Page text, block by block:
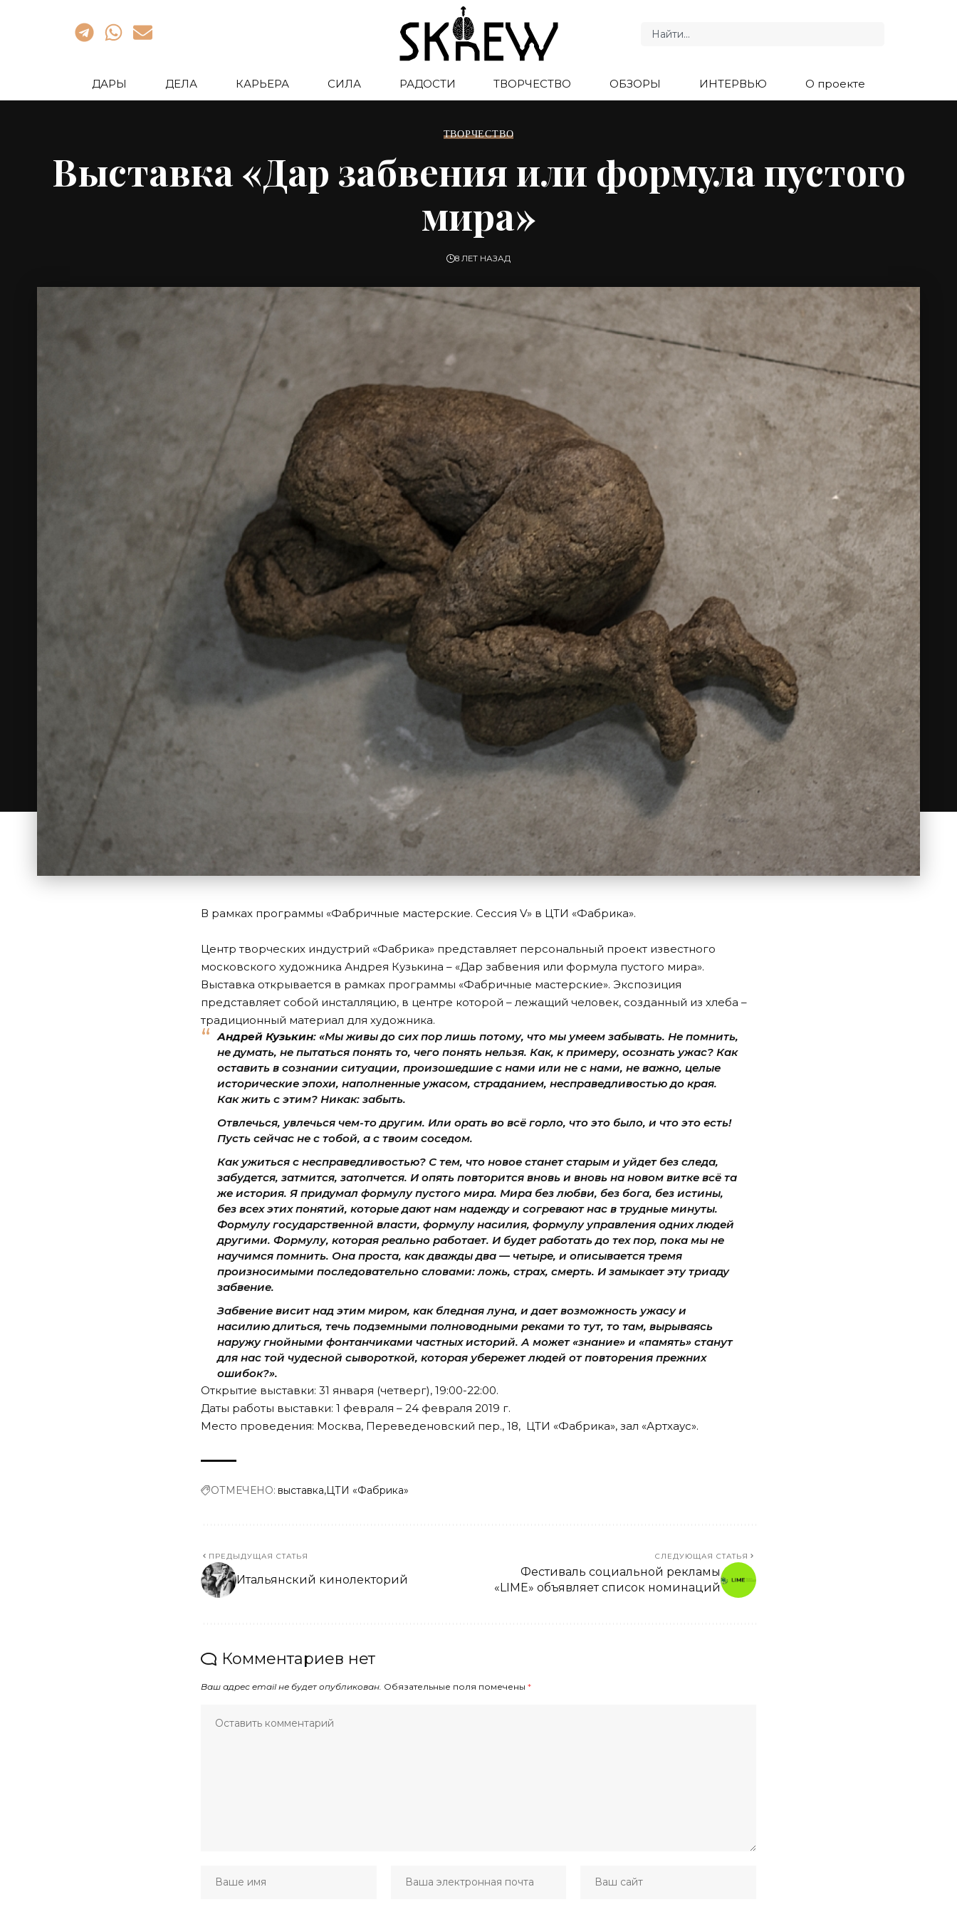
ДАРЫ ДЕЛА КАРЬЕРА СИЛА РАДОСТИ ТВОРЧЕСТВО ОБЗОРЫ ИНТЕРВЬЮ О проекте
ТВОРЧЕСТВО
Выставка «Дар забвения или формула пустого
мира»
8 ЛЕТ НАЗАД
В рамках программы «Фабричные мастерские. Сессия V» в ЦТИ «Фабрика».
Центр творческих индустрий «Фабрика» представляет персональный проект известного
московского художника Андрея Кузькина – «Дар забвения или формула пустого мира».
Выставка открывается в рамках программы «Фабричные мастерские». Экспозиция
представляет собой инсталляцию, в центре которой – лежащий человек, созданный из хлеба –
традиционный материал для художника.
Андрей Кузькин: «Мы живы до сих пор лишь потому, что мы умеем забывать. Не помнить,
не думать, не пытаться понять то, чего понять нельзя. Как, к примеру, осознать ужас? Как
оставить в сознании ситуации, произошедшие с нами или не с нами, не важно, целые
исторические эпохи, наполненные ужасом, страданием, несправедливостью до края.
Как жить с этим? Никак: забыть.
Отвлечься, увлечься чем-то другим. Или орать во всё горло, что это было, и что это есть!
Пусть сейчас не с тобой, а с твоим соседом.
Как ужиться с несправедливостью? С тем, что новое станет старым и уйдет без следа,
забудется, затмится, затопчется. И опять повторится вновь и вновь на новом витке всё та
же история. Я придумал формулу пустого мира. Мира без любви, без бога, без истины,
без всех этих понятий, которые дают нам надежду и согревают нас в трудные минуты.
Формулу государственной власти, формулу насилия, формулу управления одних людей
другими. Формулу, которая реально работает. И будет работать до тех пор, пока мы не
научимся помнить. Она проста, как дважды два — четыре, и описывается тремя
произносимыми последовательно словами: ложь, страх, смерть. И замыкает эту триаду
забвение.
Забвение висит над этим миром, как бледная луна, и дает возможность ужасу и
насилию длиться, течь подземными полноводными реками то тут, то там, вырываясь
наружу гнойными фонтанчиками частных историй. А может «знание» и «память» станут
для нас той чудесной сывороткой, которая убережет людей от повторения прежних
ошибок?».
Открытие выставки: 31 января (четверг), 19:00-22:00.
Даты работы выставки: 1 февраля – 24 февраля 2019 г.
Место проведения: Москва, Переведеновский пер., 18, ЦТИ «Фабрика», зал «Артхаус».
ОТМЕЧЕНО: выставка ЦТИ «Фабрика»
ПРЕДЫДУЩАЯ СТАТЬЯ
Итальянский кинолекторий
СЛЕДУЮЩАЯ СТАТЬЯ
Фестиваль социальной рекламы
«LIME» объявляет список номинаций
Комментариев нет
Ваш адрес email не будет опубликован. Обязательные поля помечены *